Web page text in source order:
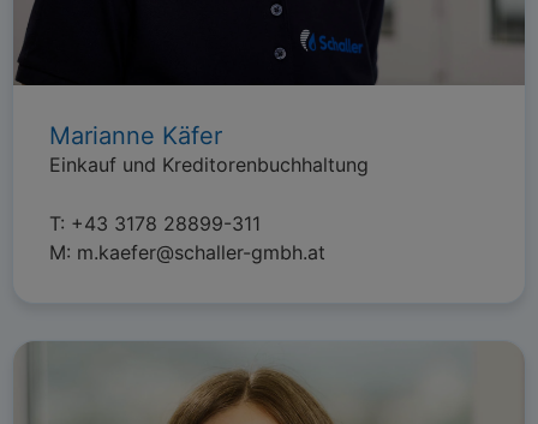
Marianne Käfer
Einkauf und Kreditorenbuchhaltung
T: +43 3178 28899-311
M: m.kaefer@schaller-gmbh.at